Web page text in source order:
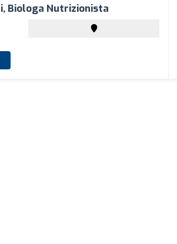
Biologa Nutrizionista